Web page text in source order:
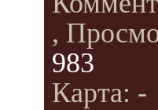
,
983
Карта: -